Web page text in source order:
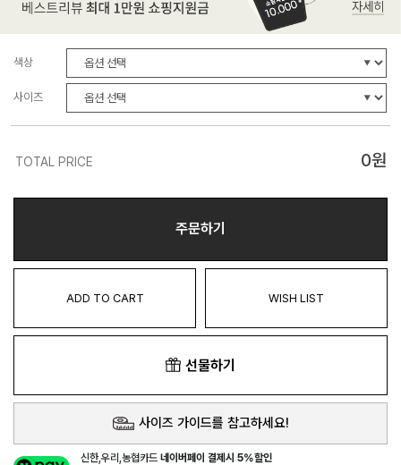
색상
사이즈
TOTAL PRICE 0원
주문하기
ADD TO CART WISH LIST
선물하기
사이즈 가이드를 참고하세요!
신한,우리,농협카드네이버페이 결제시 5%할인